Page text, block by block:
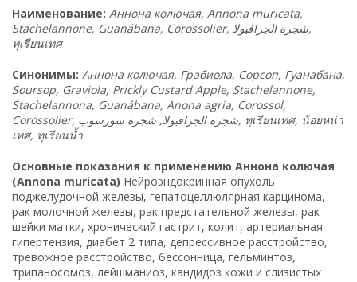
Наименование: Аннона колючая, Annona muricata,
Stachelannone, Guanábana, Corossolier,
شجرة الجرافيولا
,
ทุเรียนเทศ
Синонимы: Аннона колючая, Грабиола, Сорсоп, Гуанабана,
Soursop, Graviola, Prickly Custard Apple, Stachelannone,
Stachelannona, Guanábana, Anona agria, Corossol,
Corossolier, شجرة الجرافيولا, شجرة سورسوب, ทุเรียนเทศ, น้อยหน่า
เทศ, ทุเรียนน้ำ
Основные показания к применению Аннона колючая
(Annona muricata) Нейроэндокринная опухоль
поджелудочной железы, гепатоцеллюлярная карцинома,
рак молочной железы, рак предстательной железы, рак
шейки матки, хронический гастрит, колит, артериальная
гипертензия, диабет 2 типа, депрессивное расстройство,
тревожное расстройство, бессонница, гельминтоз,
трипаносомоз, лейшманиоз, кандидоз кожи и слизистых